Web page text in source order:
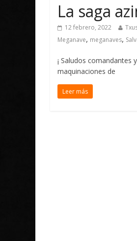
La saga
12 febrero, 2022
Meganave, meganaves,
¡ Saludos comandantes
maquinaciones de
Leer más